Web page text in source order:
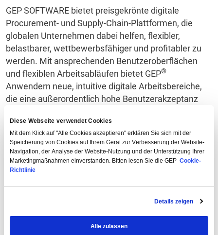
Diese Webseite verwendet Cookies
Mit dem Klick auf "Alle Cookies akzeptieren" erklären Sie sich mit der
Speicherung von Cookies auf Ihrem Gerät zur Verbesserung der Website-
Navigation, der Analyse der Website-Nutzung und der Unterstützung Ihrer
Marketingmaßnahmen einverstanden. Bitten lesen Sie die GEP Cookie-
Richtlinie
Details zeigen
Alle zulassen
GEP SOFTWARE bietet preisgekrönte digitale
Procurement- und Supply-Chain-Plattformen, die
globalen Unternehmen dabei helfen, flexibler,
belastbarer, wettbewerbsfähiger und profitabler zu
werden. Mit ansprechenden Benutzeroberflächen
und flexiblen Arbeitsabläufen bietet GEP®
Anwendern neue, intuitive digitale Arbeitsbereiche,
die eine außerordentlich hohe Benutzerakzeptanz
Teams und einzelnen Mitarbeitern ermöglichen.
GEP Produkte nutzen maschinelles Lernen und
kognitives Computing, fortschrittliche Daten- und
semantische Technologien, IoT-, Mobil- und Cloud-
Die Software von GEP lässt sich schnell und einfach